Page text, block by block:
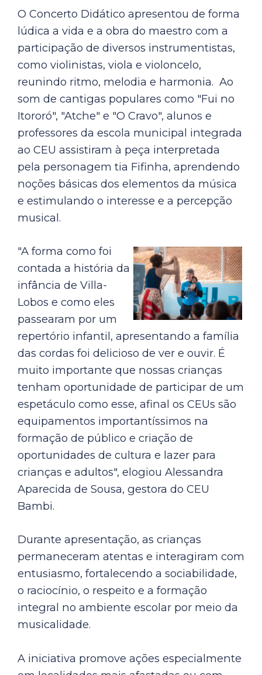
O Concerto Didático apresentou de forma
lúdica a vida e a obra do maestro com a
participação de diversos instrumentistas,
como violinistas, viola e violoncelo,
reunindo ritmo, melodia e harmonia. Ao
som de cantigas populares como "Fui no
Itororó", "Atche" e "O Cravo", alunos e
professores da escola municipal integrada
ao CEU assistiram à peça interpretada
pela personagem tia Fifinha, aprendendo
noções básicas dos elementos da música
e estimulando o interesse e a percepção
musical.
"A forma como foi
contada a história da
infância de Villa-
Lobos e como eles
passearam por um
repertório infantil, apresentando a família
das cordas foi delicioso de ver e ouvir. É
muito importante que nossas crianças
tenham oportunidade de participar de um
espetáculo como esse, afinal os CEUs são
equipamentos importantíssimos na
formação de público e criação de
oportunidades de cultura e lazer para
crianças e adultos", elogiou Alessandra
Aparecida de Sousa, gestora do CEU
Bambi.
Durante apresentação, as crianças
permaneceram atentas e interagiram com
entusiasmo, fortalecendo a sociabilidade,
o raciocínio, o respeito e a formação
integral no ambiente escolar por meio da
musicalidade.
A iniciativa promove ações especialmente